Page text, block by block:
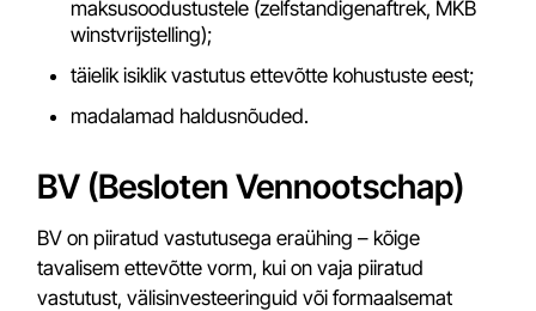
maksusoodustustele (zelfstandigenaftrek, MKB
winstvrijstelling);
täielik isiklik vastutus ettevõtte kohustuste eest;
madalamad haldusnõuded.
BV (Besloten Vennootschap)
BV on piiratud vastutusega eraühing – kõige
tavalisem ettevõtte vorm, kui on vaja piiratud
vastutust, välisinvesteeringuid või formaalsemat